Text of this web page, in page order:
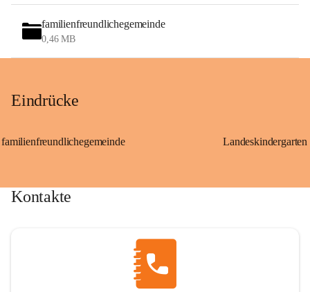
familienfreundlichegemeinde
0,46 MB
Eindrücke
familienfreundlichegemeinde
Kontakte